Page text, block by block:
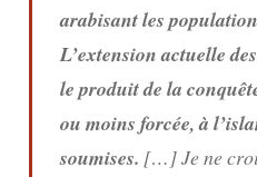
arabisant les
L’extension actuelle
le produit de la
ou moins forcée, à
soumises. […] Je ne